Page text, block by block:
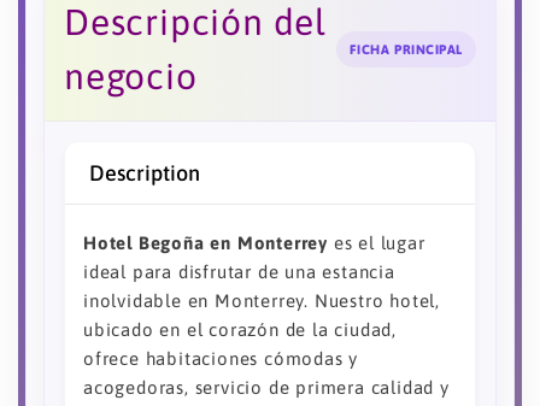
Descripción del
negocio
FICHA PRINCIPAL
Description
Hotel Begoña en Monterrey es el lugar
ideal para disfrutar de una estancia
inolvidable en Monterrey. Nuestro hotel,
ubicado en el corazón de la ciudad,
ofrece habitaciones cómodas y
acogedoras, servicio de primera calidad y